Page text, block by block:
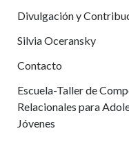
Divulgación y
Silvia Oceransky
Contacto
Escuela-Taller de
Relacionales para
Jóvenes